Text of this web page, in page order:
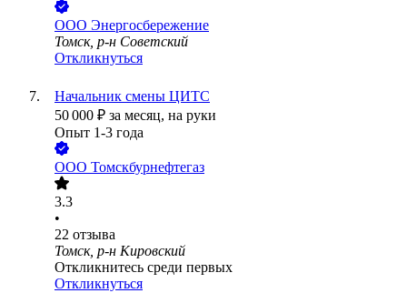
ООО Энергосбережение
Томск, р-н Советский
Откликнуться
Начальник смены ЦИТС
50 000 ₽ за месяц, на руки
Опыт 1-3 года
ООО Томскбурнефтегаз
3.3
•
22 отзыва
Томск, р-н Кировский
Откликнитесь среди первых
Откликнуться